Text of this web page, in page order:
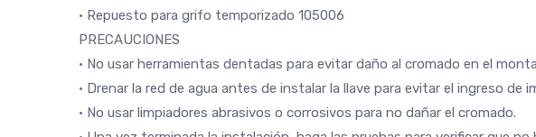
• Repuesto para grifo temporizado 105006
PRECAUCIONES
• No usar herramientas dentadas para evitar daño al cromado en el
• Drenar la red de agua antes de instalar la llave para evitar el ingreso de
• No usar limpiadores abrasivos o corrosivos para no dañar el cromado.